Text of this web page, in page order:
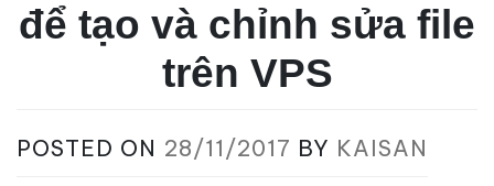
để tạo và chỉnh sửa file
trên VPS
POSTED ON 28/11/2017 BY KAISAN